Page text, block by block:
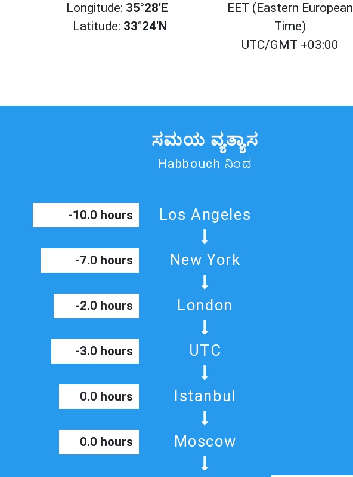
Longitude: 35°28'E
Latitude: 33°24'N
EET (Eastern European
Time)
UTC/GMT +03:00
ಸಮಯ ವ್ಯತ್ಯಾಸ
Habbouch ನಿಂದ
Los Angeles
-10.0 hours
New York
-7.0 hours
London
-2.0 hours
UTC
-3.0 hours
Istanbul
0.0 hours
Moscow
0.0 hours